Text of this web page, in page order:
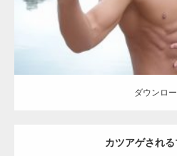
ダウンロ
カツアゲされる